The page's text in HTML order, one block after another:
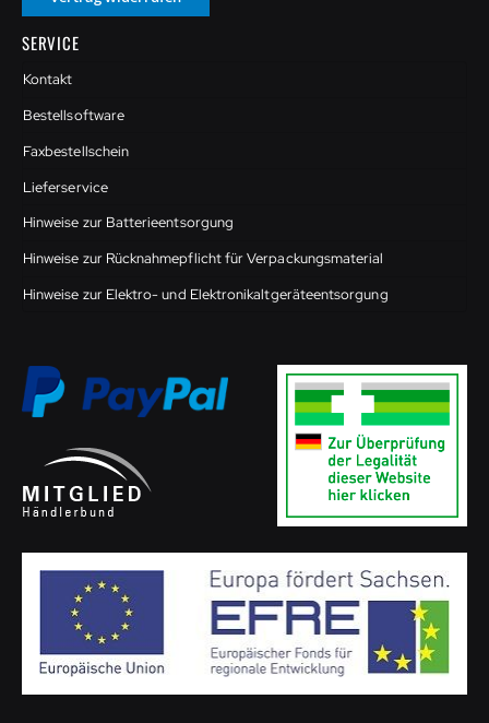
SERVICE
Kontakt
Bestellsoftware
Faxbestellschein
Lieferservice
Hinweise zur Batterieentsorgung
Hinweise zur Rücknahmepflicht für Verpackungsmaterial
Hinweise zur Elektro- und Elektronikaltgeräteentsorgung